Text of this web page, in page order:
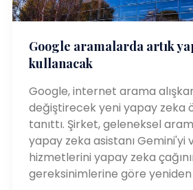
Google aramalarda artık
kullanacak
Google, internet arama
değiştirecek yeni yapay zeka
tanıttı. Şirket, geleneksel
yapay zeka asistanı Gemini'yi
hizmetlerini yapay zeka
gereksinimlerine göre